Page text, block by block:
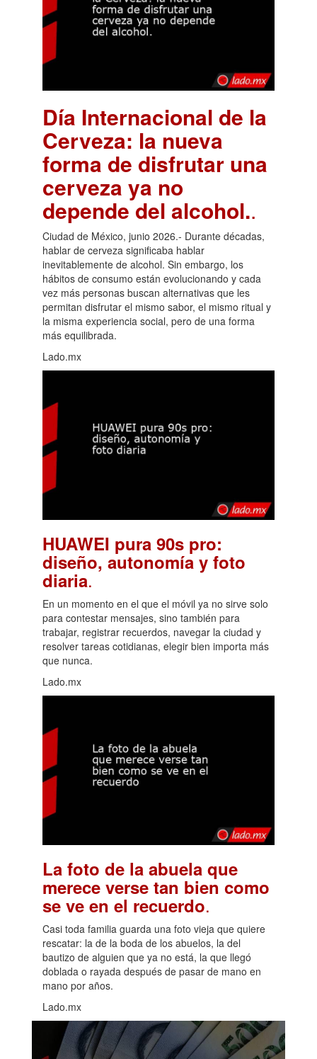
Día Internacional de la
Cerveza: la nueva
forma de disfrutar una
cerveza ya no
depende del alcohol..
Ciudad de México, junio 2026.- Durante décadas,
hablar de cerveza significaba hablar
inevitablemente de alcohol. Sin embargo, los
hábitos de consumo están evolucionando y cada
vez más personas buscan alternativas que les
permitan disfrutar el mismo sabor, el mismo ritual y
la misma experiencia social, pero de una forma
más equilibrada.
Lado.mx
HUAWEI pura 90s pro:
diseño, autonomía y foto
diaria.
En un momento en el que el móvil ya no sirve solo
para contestar mensajes, sino también para
trabajar, registrar recuerdos, navegar la ciudad y
resolver tareas cotidianas, elegir bien importa más
que nunca.
Lado.mx
La foto de la abuela que
merece verse tan bien como
se ve en el recuerdo.
Casi toda familia guarda una foto vieja que quiere
rescatar: la de la boda de los abuelos, la del
bautizo de alguien que ya no está, la que llegó
doblada o rayada después de pasar de mano en
mano por años.
Lado.mx